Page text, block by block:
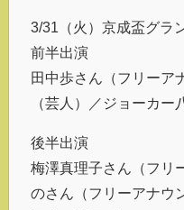
3/31（火）京成盃グラ
前半出演
田中歩さん（フリーア
（芸人）／ジョーカー
後半出演
梅澤真理子さん（フリ
のさん（フリーアナウ